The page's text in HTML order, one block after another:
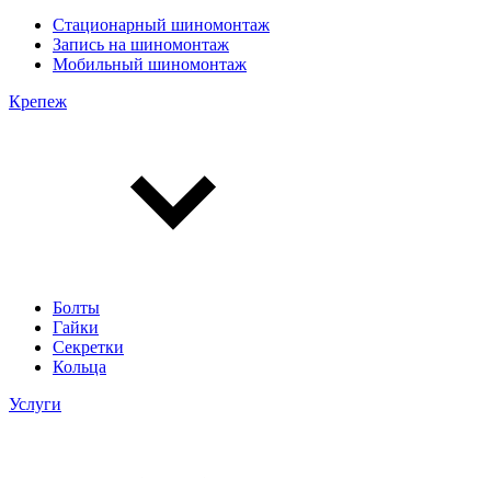
Стационарный шиномонтаж
Запись на шиномонтаж
Мобильный шиномонтаж
Крепеж
Болты
Гайки
Секретки
Кольца
Услуги